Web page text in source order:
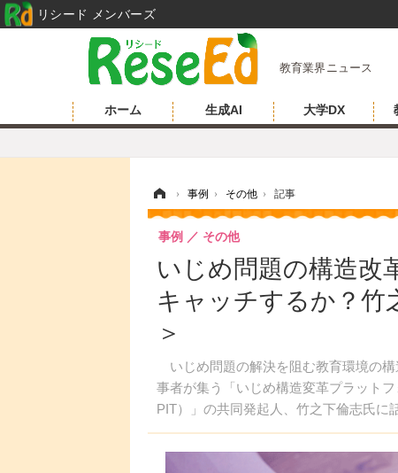
教育業界ニュース
ホーム 生成AI 大学DX
› 事例 › その他 › 記事
いじめ問題の構造改
キャッチするか？竹
＞
いじめ問題の解決を阻む教育環境の
事者が集う「いじめ構造変革プラット
PIT）」の共同発起人、竹之下倫志氏に
事例 その他
リシード メンバーズ